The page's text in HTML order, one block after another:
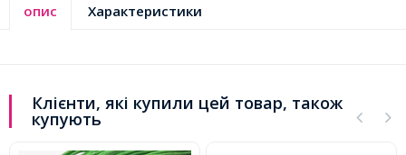
опис Характеристики
Клієнти, які купили цей товар, також
купують